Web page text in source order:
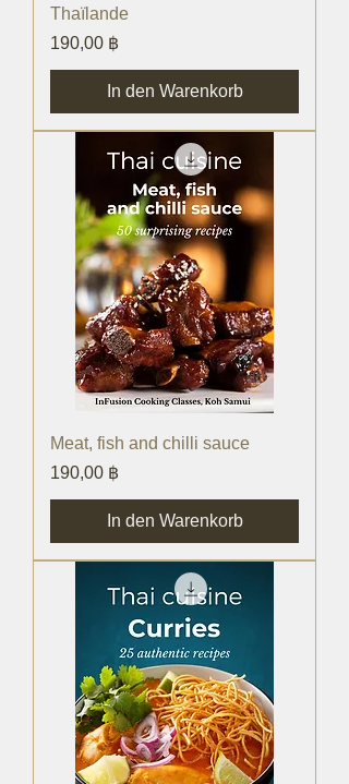
Thaïlande
Preis
190,00 ฿
In den Warenkorb
Meat, fish and chilli sauce
Preis
190,00 ฿
In den Warenkorb